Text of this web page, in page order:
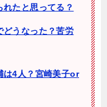
れたと思ってる？
どうなった？苦労
は4人？宮崎美子or